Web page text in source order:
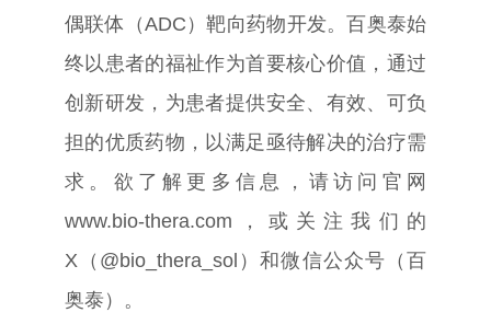
偶联体（ADC ）靶向药物开发。百奥泰始
终以患者的福祉作为首要核心价值，通过
创新研发，为患者提供安全、有效、可负
担的优质药物，以满足亟待解决的治疗需
求。欲了解更多信息，请访问官网
www.bio-thera.com ，或关注我们的
X（ @bio_thera_sol ）和微信公众号（百
奥泰）。